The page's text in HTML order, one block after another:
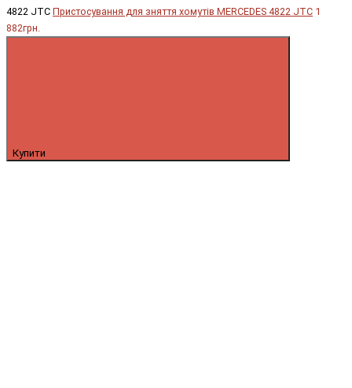
4822 JTC Пристосування для зняття хомутів MERCEDES 4822 JTC 1
882грн.
Купити